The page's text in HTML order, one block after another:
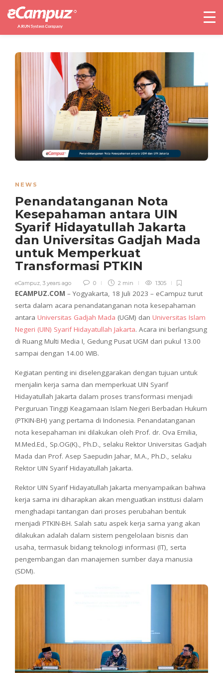
NEWS
Penandatanganan Nota
Kesepahaman antara UIN
Syarif Hidayatullah Jakarta
dan Universitas Gadjah Mada
untuk Memperkuat
Transformasi PTKIN
eCampuz, 3 years ago 0 2 min 1305
ECAMPUZ.COM – Yogyakarta, 18 Juli 2023 – eCampuz turut
serta dalam acara penandatanganan nota kesepahaman
antara Universitas Gadjah Mada (UGM) dan Universitas Islam
Negeri (UIN) Syarif Hidayatullah Jakarta. Acara ini berlangsung
di Ruang Multi Media I, Gedung Pusat UGM dari pukul 13.00
sampai dengan 14.00 WIB.
Kegiatan penting ini diselenggarakan dengan tujuan untuk
menjalin kerja sama dan memperkuat UIN Syarif
Hidayatullah Jakarta dalam proses transformasi menjadi
Perguruan Tinggi Keagamaan Islam Negeri Berbadan Hukum
(PTKIN-BH) yang pertama di Indonesia. Penandatanganan
nota kesepahaman ini dilakukan oleh Prof. dr. Ova Emilia,
M.Med.Ed., Sp.OG(K)., Ph.D., selaku Rektor Universitas Gadjah
Mada dan Prof. Asep Saepudin Jahar, M.A., Ph.D., selaku
Rektor UIN Syarif Hidayatullah Jakarta.
Rektor UIN Syarif Hidayatullah Jakarta menyampaikan bahwa
kerja sama ini diharapkan akan menguatkan institusi dalam
menghadapi tantangan dari proses perubahan bentuk
menjadi PTKIN-BH. Salah satu aspek kerja sama yang akan
dilakukan adalah dalam sistem pengelolaan bisnis dan
usaha, termasuk bidang teknologi informasi (IT), serta
pengembangan dan manajemen sumber daya manusia
(SDM).